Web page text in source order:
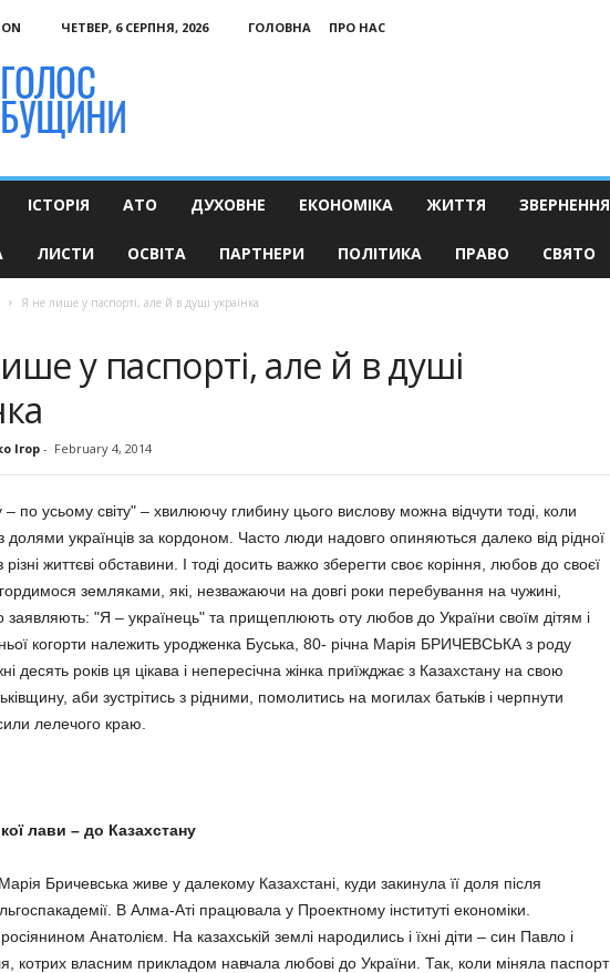
ЧЕТВЕР, 6 СЕРПНЯ, 2026 ГОЛОВНА
ПРО НАС
ІСТОРІЯ АТО ДУХОВНЕ ЕКОНОМІКА ЖИТТЯ ЗВЕРНЕННЯ
ЛИСТИ ОСВІТА ПАРТНЕРИ ПОЛІТИКА ПРАВО СВЯТО
Я не лише у паспорті, але й в душі українка
у паспорті, але й в душі
Ігор- February 4, 2014
– по усьому світу" – хвилюючу глибину цього вислову можна відчути тоді, коли
українців за кордоном. Часто люди надовго опиняються далеко від рідної
різні життєві обставини. І тоді досить важко зберегти своє коріння, любов до своєї
гордимося земляками, які, незважаючи на довгі роки перебування на чужині,
заявляють: "Я – українець" та прищеплюють оту любов до України своїм дітям і
когорти належить уродженка Буська, 80- річна Марія БРИЧЕВСЬКА з роду
десять років ця цікава і непересічна жінка приїжджає з Казахстану на свою
аби зустрітись з рідними, помолитись на могилах батьків і черпнути
лелечого краю.
лави – до Казахстану
Бричевська живе у далекому Казахстані, куди закинула її доля після
В Алма-Аті працювала у Проектному інституті економіки.
Анатолієм. На казахській землі народились і їхні діти – син Павло і
котрих власним прикладом навчала любові до України. Так, коли міняла паспорт